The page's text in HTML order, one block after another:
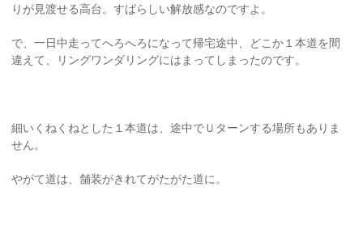
りが見渡せる高台。すばらしい解放感なのですよ。
で、一日中走ってへろへろになって帰宅途中、どこか１本道を間
違えて、リングワンダリングにはまってしまったのです。
細いくねくねとした１本道は、途中でＵターンする場所もありま
せん。
やがて道は、舗装がきれてがたがた道に。